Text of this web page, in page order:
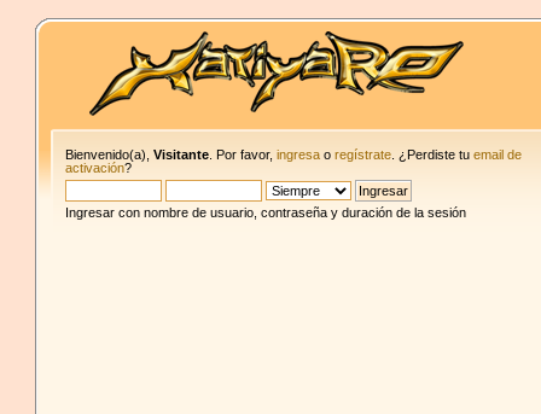
Bienvenido(a),Visitante . Por favor,ingresa oregístrate . ¿Perdiste tuemail de
activación?
Ingresar con nombre de usuario, contraseña y duración de la sesión